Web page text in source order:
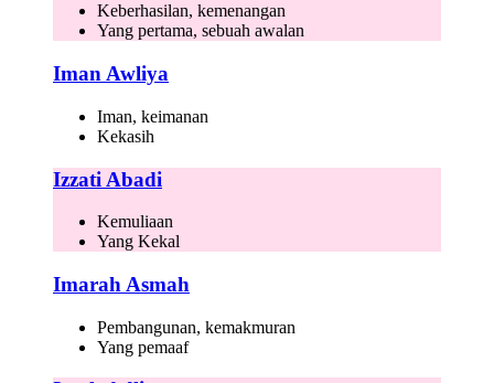
Keberhasilan, kemenangan
Yang pertama, sebuah awalan
Iman Awliya
Iman, keimanan
Kekasih
Izzati Abadi
Kemuliaan
Yang Kekal
Imarah Asmah
Pembangunan, kemakmuran
Yang pemaaf